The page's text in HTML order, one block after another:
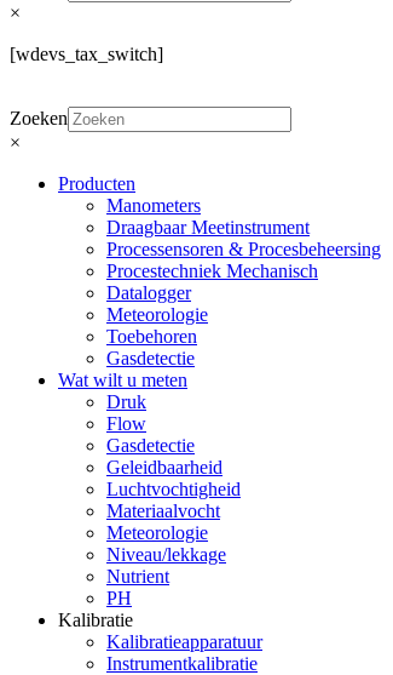
×
[wdevs_tax_switch]
Zoeken
×
Producten
Manometers
Draagbaar Meetinstrument
Processensoren & Procesbeheersing
Procestechniek Mechanisch
Datalogger
Meteorologie
Toebehoren
Gasdetectie
Wat wilt u meten
Druk
Flow
Gasdetectie
Geleidbaarheid
Luchtvochtigheid
Materiaalvocht
Meteorologie
Niveau/lekkage
Nutrient
PH
Kalibratie
Kalibratieapparatuur
Instrumentkalibratie